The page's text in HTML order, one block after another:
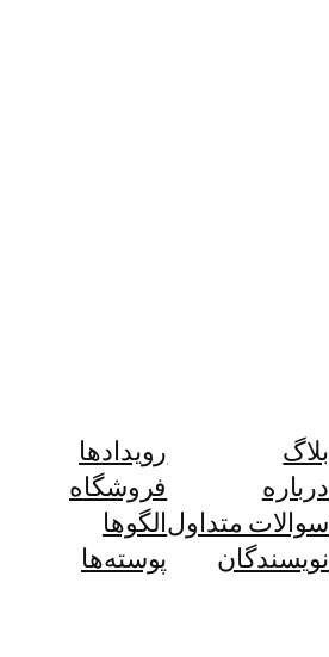
بلاگ
درباره
سوالات متداول
نویسندگان
رویدادها
فروشگاه
الگوها
پوسته‌ها